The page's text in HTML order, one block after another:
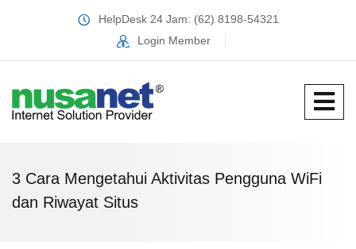
HelpDesk 24 Jam: (62) 8198-54321
Login Member
3 Cara Mengetahui Aktivitas Pengguna WiFi
dan Riwayat Situs